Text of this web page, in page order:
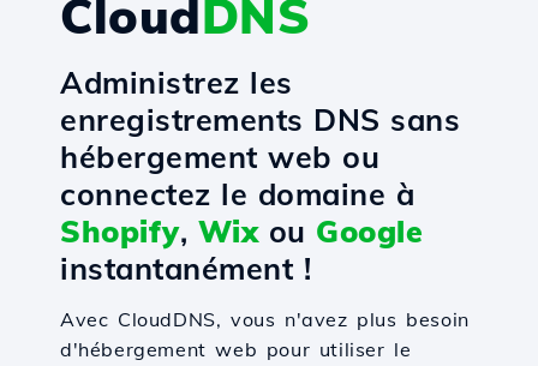
Cloud DNS
Administrez les
enregistrements DNS sans
hébergement web ou
connectez le domaine à
Shopify, Wixou Google
instantanément !
Avec CloudDNS, vous n'avez plus besoin
d'hébergement web pour utiliser le